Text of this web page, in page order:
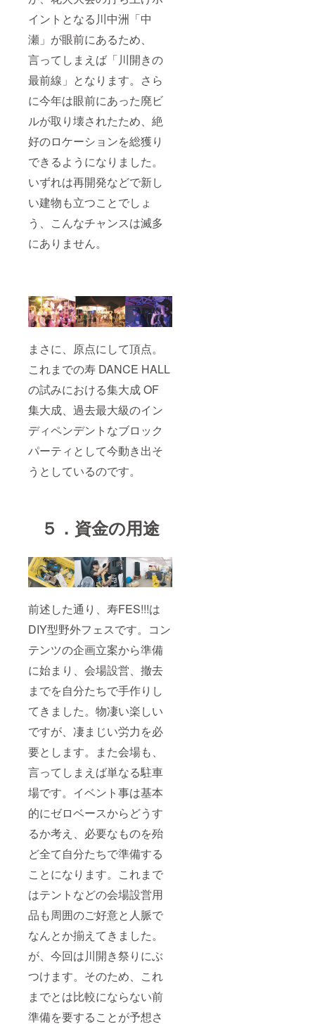
イントとなる川中洲「中
瀬」が眼前にあるため、
言ってしまえば「川開きの
最前線」となります。さら
に今年は眼前にあった廃ビ
ルが取り壊されたため、絶
好のロケーションを総獲り
できるようになりました。
いずれは再開発などで新し
い建物も立つことでしょ
う、こんなチャンスは滅多
にありません。
まさに、原点にして頂点。
これまでの寿 DANCE HALL
の試みにおける集大成 OF
集大成、過去最大級のイン
ディペンデントなブロック
パーティとして今動き出そ
うとしているのです。
５．資金の用途
前述した通り、寿FES!!!は
DIY型野外フェスです。コン
テンツの企画立案から準備
に始まり、会場設営、撤去
までを自分たちで手作りし
てきました。物凄い楽しい
ですが、凄まじい労力を必
要とします。また会場も、
言ってしまえば単なる駐車
場です。イベント事は基本
的にゼロベースからどうす
るか考え、必要なものを殆
ど全て自分たちで準備する
ことになります。これまで
はテントなどの会場設営用
品も周囲のご好意と人脈で
なんとか揃えてきました。
が、今回は川開き祭りにぶ
つけます。そのため、これ
までとは比較にならない前
準備を要することが予想さ